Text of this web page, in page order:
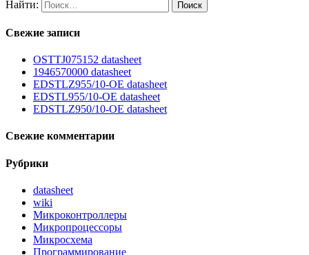
Найти:
Свежие записи
OSTTJ075152 datasheet
1946570000 datasheet
EDSTLZ955/10-OE datasheet
EDSTL955/10-OE datasheet
EDSTLZ950/10-OE datasheet
Свежие комментарии
Рубрики
datasheet
wiki
Микроконтроллеры
Микропроцессоры
Микросхема
Программирование